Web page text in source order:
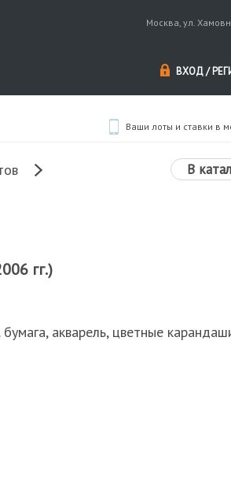
Москва, ул.
ВХОД /
Ваши лоты и ставки в
В
гг.)
акварель, цветные